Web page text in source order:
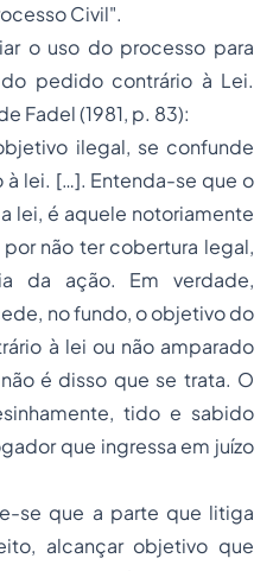
Civil".
o uso do processo para
pedido contrário à Lei.
Fadel (1981, p. 83):
ilegal, se confunde
lei. […]. Entenda-se que o
lei, é aquele notoriamente
não ter cobertura legal,
da ação. Em verdade,
no fundo, o objetivo do
à lei ou não amparado
é disso que se trata. O
tido e sabido
que ingressa em juízo
se que a parte que litiga
alcançar objetivo que